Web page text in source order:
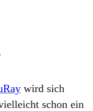
wird sich
schon ein